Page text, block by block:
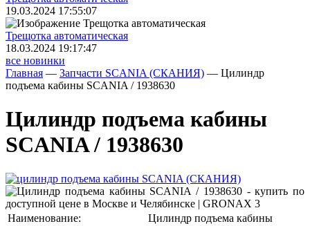
19.03.2024 17:55:07
Трещoтка автоматическая
18.03.2024 19:17:47
все новинки
Главная — Запчасти SCANIA (СКАНИЯ) — Цилиндр
подъема кабины SCANIA / 1938630
Цилиндр подъема кабины
SCANIA / 1938630
Наименование:
Цилиндр подъема кабины